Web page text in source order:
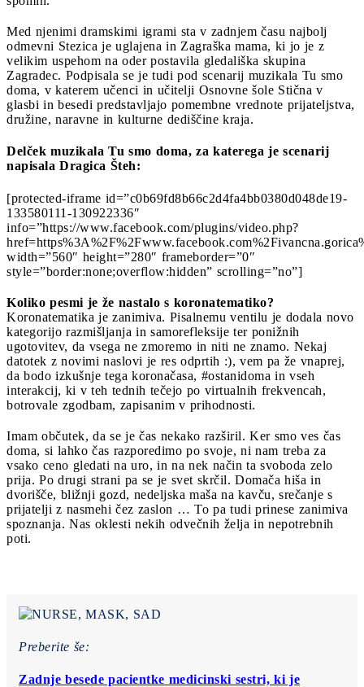
Med njenimi dramskimi igrami sta v zadnjem času najbolj
odmevni Stezica je uglajena in Zagraška mama, ki jo je z
velikim uspehom na oder postavila gledališka skupina
Zagradec. Podpisala se je tudi pod scenarij muzikala Tu smo
doma, v katerem učenci in učitelji Osnovne šole Stična v
glasbi in besedi predstavljajo pomembne vrednote prijateljstva,
družine, naravne in kulturne dediščine kraja.
Delček muzikala Tu smo doma, za katerega je scenarij
napisala Dragica Šteh:
[protected-iframe id=”c0b69fd8b66c2d4fa4bb0380d048de19-
133580111-130922336″
info=”https://www.facebook.com/plugins/video.php?
width=”560″ height=”280″ frameborder=”0″
style=”border:none;overflow:hidden” scrolling=”no”]
Koliko pesmi je že nastalo s koronatematiko?
Koronatematika je zanimiva. Pisalnemu ventilu je dodala novo
kategorijo razmišljanja in samorefleksije ter ponižnih
ugotovitev, da vsega ne zmoremo in niti ne znamo. Nekaj
datotek z novimi naslovi je res odprtih :), vem pa že vnaprej,
da bodo izkušnje tega koronačasa, #ostanidoma in vseh
interakcij, ki v teh tednih tečejo po virtualnih frekvencah,
botrovale zgodbam, zapisanim v prihodnosti.
Imam občutek, da se je čas nekako razširil. Ker smo ves čas
doma, si lahko čas razporedimo po svoje, ni nam treba za
vsako ceno gledati na uro, in na nek način ta svoboda zelo
prija. Po drugi strani pa se je svet skrčil. Domača hiša in
dvorišče, bližnji gozd, nedeljska maša na kavču, srečanje s
prijatelji z nasmehi čez zaslon … To pa tudi prinese zanimiva
spoznanja. Nas oklesti nekih odvečnih želja in nepotrebnih
poti.
Preberite še:
Zadnje besede pacientke medicinski sestri, ki je